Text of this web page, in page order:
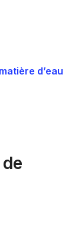
d’eau